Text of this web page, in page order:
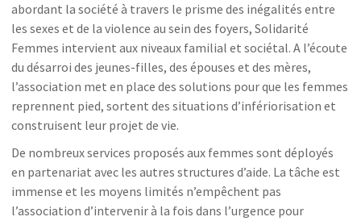
abordant la société à travers le prisme des inégalités entre
les sexes et de la violence au sein des foyers, Solidarité
Femmes intervient aux niveaux familial et sociétal. A l’écoute
du désarroi des jeunes-filles, des épouses et des mères,
l’association met en place des solutions pour que les femmes
reprennent pied, sortent des situations d’infériorisation et
construisent leur projet de vie.
De nombreux services proposés aux femmes sont déployés
en partenariat avec les autres structures d’aide. La tâche est
immense et les moyens limités n’empêchent pas
l’association d’intervenir à la fois dans l’urgence pour